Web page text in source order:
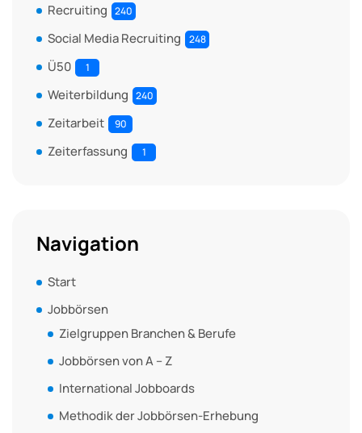
Recruiting 240
Social Media Recruiting 248
Ü50 1
Weiterbildung 240
Zeitarbeit 90
Zeiterfassung 1
Navigation
Start
Jobbörsen
Zielgruppen Branchen & Berufe
Jobbörsen von A – Z
International Jobboards
Methodik der Jobbörsen-Erhebung